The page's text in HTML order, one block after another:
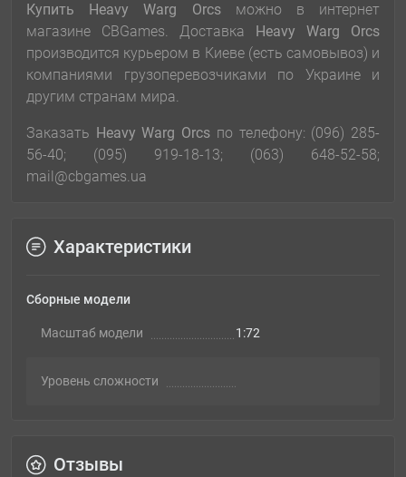
Купить Heavy Warg Orcsможно в интернет
магазине CBGames. Доставка Heavy Warg Orcs
производится курьером в Киеве (есть самовывоз) и
компаниями грузоперевозчиками по Украине и
другим странам мира.
Заказать Heavy Warg Orcs по телефону: (096) 285-
56-40; (095) 919-18-13; (063) 648-52-58;
mail@cbgames.ua
Характеристики
Сборные модели
Масштаб модели 1:72
Уровень сложности
Отзывы